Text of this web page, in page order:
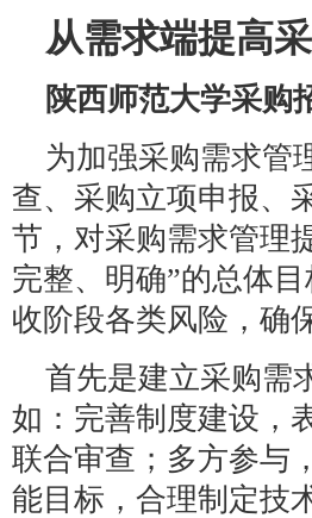
从需求端提高
陕西师范大学采购
为加强采购需求管
查、采购立项申报、
节，对采购需求管理
完整、明确”的总体
收阶段各类风险，确
首先是建立采购需
如：完善制度建设，
联合审查；多方参与
能目标，合理制定技